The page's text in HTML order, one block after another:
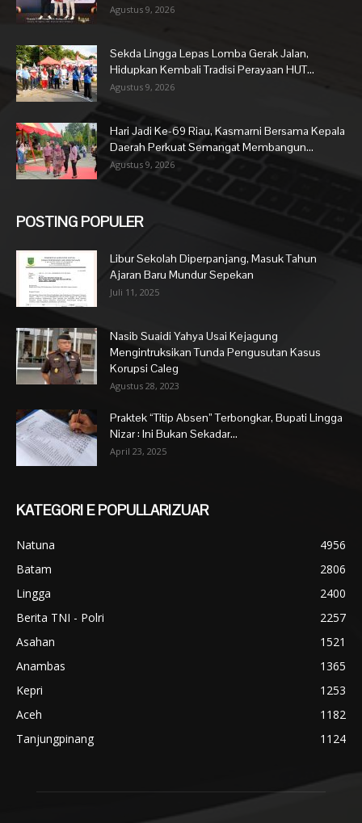
Agustus 9, 2026
Sekda Lingga Lepas Lomba Gerak Jalan,
Hidupkan Kembali Tradisi Perayaan HUT...
Agustus 9, 2026
Hari Jadi Ke-69 Riau, Kasmarni Bersama Kepala
Daerah Perkuat Semangat Membangun...
Agustus 9, 2026
POSTING POPULER
Libur Sekolah Diperpanjang, Masuk Tahun
Ajaran Baru Mundur Sepekan
Juli 11, 2025
Nasib Suaidi Yahya Usai Kejagung
Mengintruksikan Tunda Pengusutan Kasus
Korupsi Caleg
Agustus 28, 2023
Praktek “Titip Absen” Terbongkar, Bupati Lingga
Nizar : Ini Bukan Sekadar...
April 23, 2025
KATEGORI E POPULLARIZUAR
Natuna
4956
Batam
2806
Lingga
2400
Berita TNI - Polri
2257
Asahan
1521
Anambas
1365
Kepri
1253
Aceh
1182
Tanjungpinang
1124